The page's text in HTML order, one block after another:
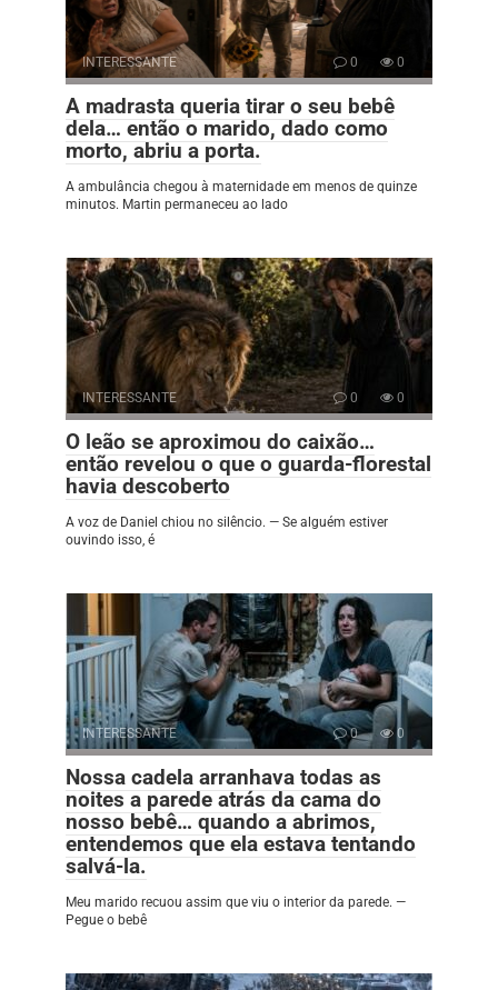
INTERESSANTE 0 0
A madrasta queria tirar o seu bebê
dela… então o marido, dado como
morto, abriu a porta.
A ambulância chegou à maternidade em menos de quinze
minutos. Martin permaneceu ao lado
INTERESSANTE 0 0
O leão se aproximou do caixão…
então revelou o que o guarda-florestal
havia descoberto
A voz de Daniel chiou no silêncio. — Se alguém estiver
ouvindo isso, é
INTERESSANTE 0 0
Nossa cadela arranhava todas as
noites a parede atrás da cama do
nosso bebê… quando a abrimos,
entendemos que ela estava tentando
salvá-la.
Meu marido recuou assim que viu o interior da parede. —
Pegue o bebê